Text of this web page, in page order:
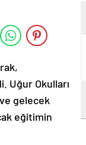
Uğur Okulları
gelecek
eğitimin